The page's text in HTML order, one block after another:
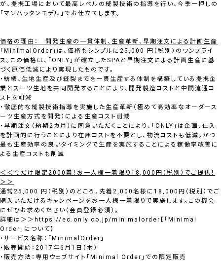
が、提携工場において最高レベルの縫製技術の指導を行い、今季一押しの
「マンハッタンモデル」でお仕立てします。
価格の理由： 開発生産の一貫体制、生産革新、早期注文による計画生産
「MinimalOrder」は、価格もシンプルに25,000 円（税別）のワンプライ
ス。この価格は、「ONLY」が確立したSPAと早期注文による計画生産に基
づく原価低減により実現したものです。
・紡績、生地生産及び縫製までを一貫生産する体制を構築している提携企
業とスーツ生地を共同開発することにより、開発製造コストと中間流通コ
ストを削減
・徹底的な縫製技術指導を実施した生産革新（極めて高効率なオーダース
ーツ生産方式を開発）による生産コスト削減
・早期注文（納期2カ月）に同意いただくことにより、「ONLY」は企画、仕入
を計画的に行うことにより在庫コストを不要とし、物流コストも低減。かつ
最も生産効率の良いタイミングで生産を実施することによる稼働率改善に
よる生産コストも削減
＜＜今だけ限定2000着！お一人様一着限り18,000円（税別）でご提供！
＞＞
通常25,000 円（税別）のところ、先着2,000名様に18,000円（税別）でご
購入いただけるキャンペーンをお一人様一着限りで実施します。この機会
にぜひお求めください（会員登録必須）。
詳細は＞＞ https://ec.only.co.jp/minimalorder 【「Minimal
Order」について】
・サービス名称：「MinimalOrder」
・販売開始：2017年6月1日（木）
・販売方法：専用ウェブサイト「Minimal Order」での限定販売